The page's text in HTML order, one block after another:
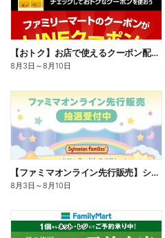
【おトク】お店で使えるクーポン配信中
8月3日 ～8月10日
【ファミマオンライン先行販売】シルバニアファミリー
8月3日 ～8月10日